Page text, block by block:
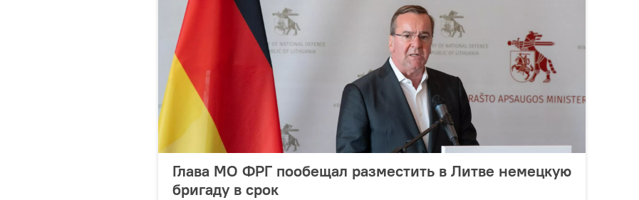
Глава МО ФРГ пообещал разместить в Литве немецкую
бригаду в срок